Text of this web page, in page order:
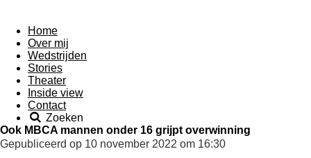
Home
Over mij
Wedstrijden
Stories
Theater
Inside view
Contact
Zoeken
Ook MBCA mannen onder 16 grijpt overwinning
Gepubliceerd op 10 november 2022 om 16:30